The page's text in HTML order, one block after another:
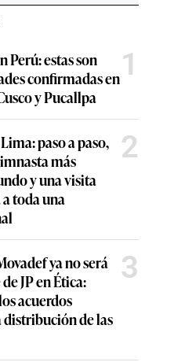
Perú: estas son
confirmadas en
y Pucallpa
1
paso a paso,
más
y una visita
toda una
2
ya no será
JP en Ética:
acuerdos
de las
3